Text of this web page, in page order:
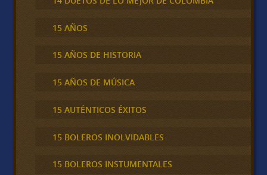
15 AÑOS
15 AÑOS DE HISTORIA
15 AÑOS DE MÚSICA
15 AUTÉNTICOS ÉXITOS
15 BOLEROS INOLVIDABLES
15 BOLEROS INSTUMENTALES